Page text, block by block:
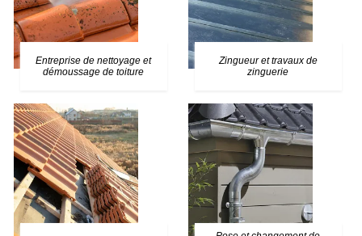
Entreprise de nettoyage et
démoussage de toiture
Zingueur et travaux de
zinguerie